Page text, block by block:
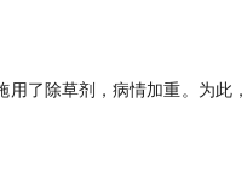
了除草剂，病情加重。为此